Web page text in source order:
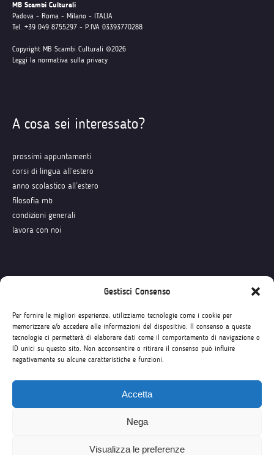
Gestisci Consenso
Per fornire le migliori esperienze, utilizziamo tecnologie come i cookie per
memorizzare e/o accedere alle informazioni del dispositivo. Il consenso a queste
tecnologie ci permetterà di elaborare dati come il comportamento di navigazione o
ID unici su questo sito. Non acconsentire o ritirare il consenso può influire
negativamente su alcune caratteristiche e funzioni.
Accetta
Nega
Visualizza le preferenze
MB Scambi Culturali
Padova - Roma - Milano - ITALIA
Tel. +39 049 8755297 - P.IVA 03393770288
Copyright MB Scambi Culturali ©2026
Leggi la normativa sulla privacy
A cosa sei interessato?
prossimi appuntamenti
corsi di lingua all’estero
anno scolastico all’estero
filosofia mb
condizioni generali
lavora con noi